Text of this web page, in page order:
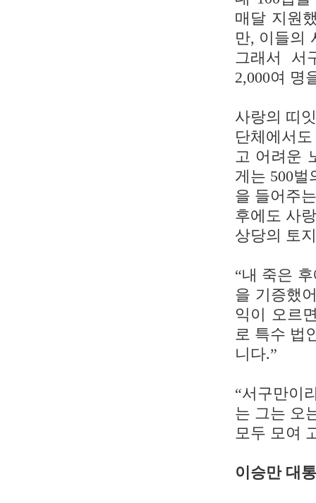
매달 지원
만, 이들의
그래서 서
2,000여 명
사랑의 띠
단체에서
고 어려운
게는 500
을 들어주
후에도 사
상당의 토
“내 죽은
을 기증했
익이 오르
로 특수 법
니다.”
“서구만이
는 그는 오
모두 모여
이승만 대